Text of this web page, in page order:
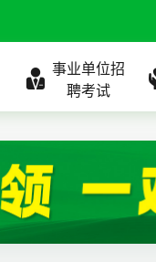
公务员课程
事业单位招
聘考试
全国
北京
考试公告
职位表
考试
职
考试公告
职位表